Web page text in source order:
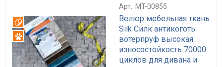
Арт.: MT-00855
Велюр мебельная ткань
Silk Силк антикоготь
вотерпруф высокая
износостойкость 70000
циклов для дивана и
Вотерпруф
Антикоготь